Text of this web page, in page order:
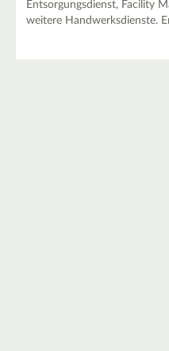
Entsorgungsdienst, Facility
weitere Handwerksdienste.